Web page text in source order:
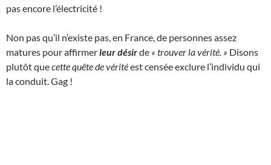
pas encore l’électricité !
Non pas qu’il n’existe pas, en France, de personnes assez
matures pour affirmerleur désirde « trouver la vérité. » Disons
plutôt quecette quête de véritéest censée exclure l’individu qui
la conduit. Gag !